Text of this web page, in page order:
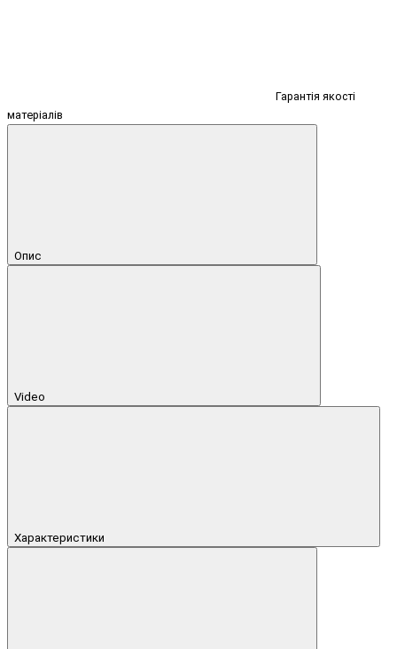
Гарантія якості
матеріалів
Опис
Video
Характеристики